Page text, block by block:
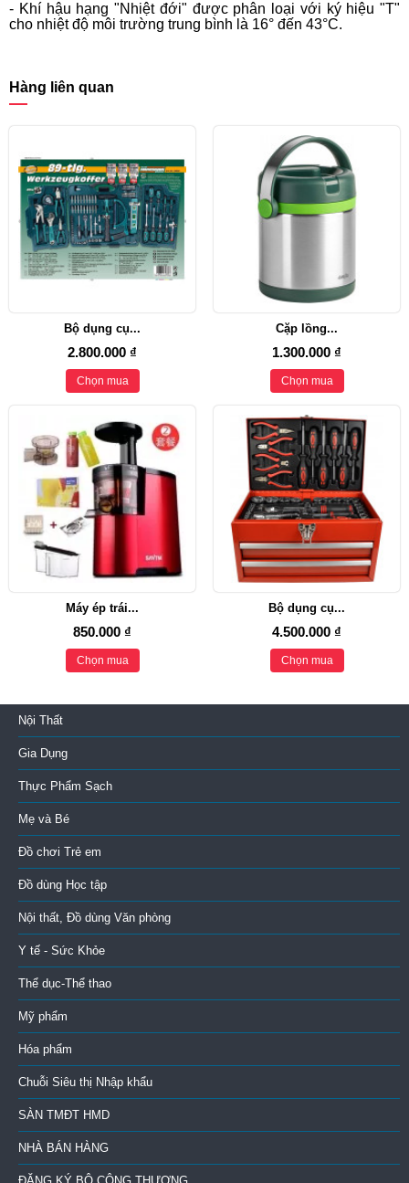
- Khí hậu hạng "Nhiệt đới" được phân loại với ký hiệu "T"
cho nhiệt độ môi trường trung bình là 16° đến 43°C.
Hàng liên quan
Bộ dụng cụ...
2.800.000 ₫
Chọn mua
Cặp lồng...
1.300.000 ₫
Chọn mua
Máy ép trái...
850.000 ₫
Chọn mua
Bộ dụng cụ...
4.500.000 ₫
Chọn mua
Nội Thất
Gia Dụng
Thực Phẩm Sạch
Mẹ và Bé
Đồ chơi Trẻ em
Đồ dùng Học tập
Nội thất, Đồ dùng Văn phòng
Y tế - Sức Khỏe
Thể dục-Thể thao
Mỹ phẩm
Hóa phẩm
Chuỗi Siêu thị Nhập khẩu
SÀN TMĐT HMD
NHÀ BÁN HÀNG